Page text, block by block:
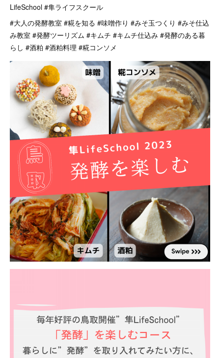
LifeSchool #隼ライフスクール
#大人の発酵教室 #糀を知る #味噌作り #みそ玉つくり #みそ仕込
み教室 #発酵ツーリズム #キムチ #キムチ仕込み #発酵のある暮
らし #酒粕 #酒粕料理 #糀コンソメ